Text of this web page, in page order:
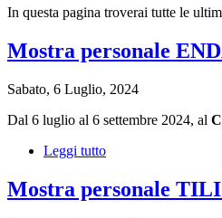
In questa pagina troverai tutte le
Mostra personale
Sabato, 6 Luglio, 2024
Dal 6 luglio al 6 settembre 2024, al
Leggi tutto
personale
ENDANGERED
Mostra personale